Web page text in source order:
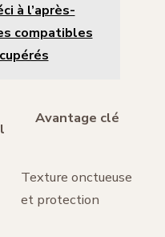
à l’après-
compatibles
Avantage clé
Texture onctueuse
et protection